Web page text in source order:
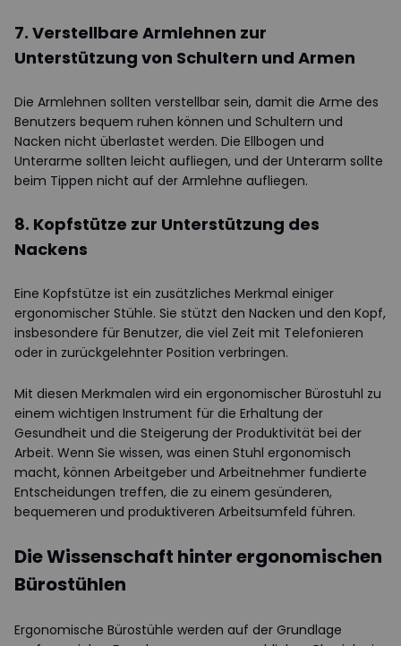
7. Verstellbare Armlehnen zur
Unterstützung von Schultern und Armen
Die Armlehnen sollten verstellbar sein, damit die Arme des
Benutzers bequem ruhen können und Schultern und
Nacken nicht überlastet werden. Die Ellbogen und
Unterarme sollten leicht aufliegen, und der Unterarm sollte
beim Tippen nicht auf der Armlehne aufliegen.
8. Kopfstütze zur Unterstützung des
Nackens
Eine Kopfstütze ist ein zusätzliches Merkmal einiger
ergonomischer Stühle. Sie stützt den Nacken und den Kopf,
insbesondere für Benutzer, die viel Zeit mit Telefonieren
oder in zurückgelehnter Position verbringen.
Mit diesen Merkmalen wird ein ergonomischer Bürostuhl zu
einem wichtigen Instrument für die Erhaltung der
Gesundheit und die Steigerung der Produktivität bei der
Arbeit. Wenn Sie wissen, was einen Stuhl ergonomisch
macht, können Arbeitgeber und Arbeitnehmer fundierte
Entscheidungen treffen, die zu einem gesünderen,
bequemeren und produktiveren Arbeitsumfeld führen.
Die Wissenschaft hinter ergonomischen
Bürostühlen
Ergonomische Bürostühle werden auf der Grundlage